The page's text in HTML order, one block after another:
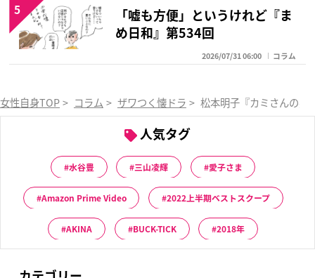
「嘘も方便」というけれど『ま
め日和』第534回
2026/07/31 06:00 コラム
5
女性自身TOP > コラム > ザワつく懐ドラ > 松本明子『カミさんの悪
人気タグ
水谷豊 三山凌輝 愛子さま
Amazon Prime Video 2022上半期ベストスクープ
AKINA BUCK-TICK 2018年